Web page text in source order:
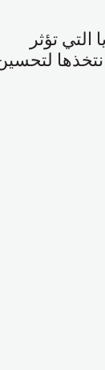
التي تؤثر
نتخذها